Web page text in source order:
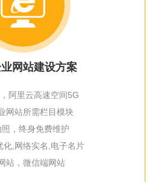
网站建设方案
阿里云高速空间5G
网站所需栏目模块
照，终身免费维护
化,网络实名,电子名片
站，微信端网站